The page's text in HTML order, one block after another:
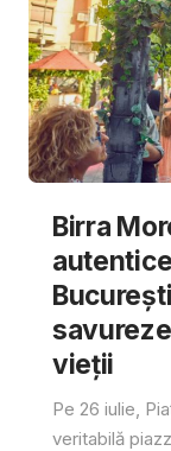
Birra
vieții
Pe 26 iulie,
veritabilă